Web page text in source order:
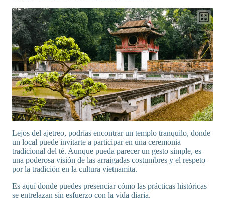
Lejos del ajetreo, podrías encontrar un templo tranquilo, donde
un local puede invitarte a participar en una ceremonia
tradicional del té. Aunque pueda parecer un gesto simple, es
una poderosa visión de las arraigadas costumbres y el respeto
por la tradición en la cultura vietnamita.
Es aquí donde puedes presenciar cómo las prácticas históricas
se entrelazan sin esfuerzo con la vida diaria.